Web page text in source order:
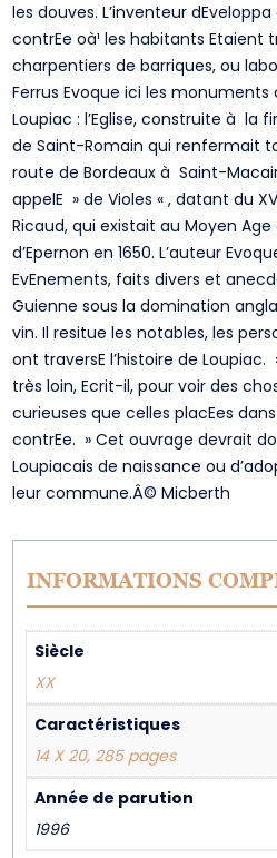
les douves. L’inventeur
contrEe oà¹ les habitants
charpentiers de barriques, ou
Ferrus Evoque ici les monuments
Loupiac : l’Eglise, construite à la
de Saint-Romain qui renfermait
route de Bordeaux à Saint-
appelE » de Violes « , datant du
Ricaud, qui existait au Moyen
d’Epernon en 1650. L’auteur
EvEnements, faits divers et
Guienne sous la domination
vin. Il resitue les notables, les
ont traversE l’histoire de Loupiac.
très loin, Ecrit-il, pour voir des
curieuses que celles placEes
contrEe. » Cet ouvrage devrait
Loupiacais de naissance ou
leur commune.Â© Micberth
INFORMATIONS
Siècle
XX
Caractéristiques
14 X 20, 285 pages
Année de parution
1996